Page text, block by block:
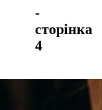
-
сторінка
4